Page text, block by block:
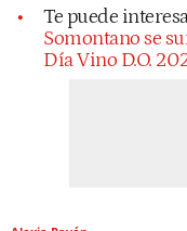
Te puede
Somontano se
Día Vino D.O.